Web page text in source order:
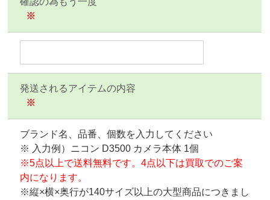
※
発送されるアイテムの内容
※
ブランド名、品番、個数を入力してください
※ 入力例）ニコン D3500 カメラ本体 1個
※5点以上で送料無料です。4点以下は買取でのご案
内になります。
※縦×横×奥行が140サイズ以上の大型商品につきまし